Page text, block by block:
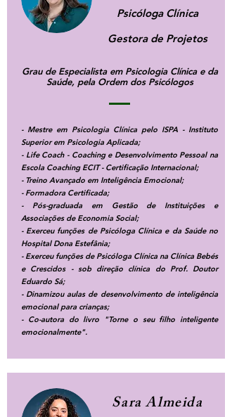
Psicóloga Clínica
Gestora de Projetos
Grau de Especialista em Psicologia Clínica e da
Saúde, pela Ordem dos Psicólogos
- Mestre em Psicologia Clínica pelo ISPA - Instituto
Superior em Psicologia Aplicada;
- Life Coach - Coaching e Desenvolvimento Pessoal na
Escola Coaching ECIT - Certificação Internacional;
- Treino Avançado em Inteligência Emocional;
- Formadora Certificada;
- Pós-graduada em Gestão de Instituições e
Associações de Economia Social;
- Exerceu funções de Psicóloga Clínica e da Saúde no
Hospital Dona Estefânia;
- Exerceu funções de Psicóloga Clínica na Clínica Bebés
e Crescidos - sob direção clínica do Prof. Doutor
Eduardo Sá;
- Dinamizou aulas de desenvolvimento de inteligência
emocional para crianças;
- Co-autora do livro "Torne o seu filho inteligente
emocionalmente".
Sara Almeida